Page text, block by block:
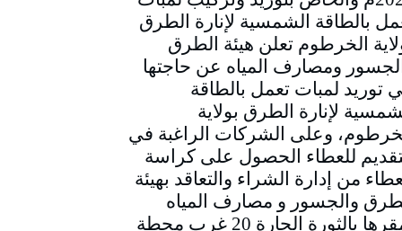
بالطاقة الشمسية لإنارة الطرق
الخرطوم تعلن هيئة الطرق
ومصارف المياه عن حاجتها
توريد لمبات تعمل بالطاقة
لإنارة الطرق بولاية
وعلى الشركات الراغبة في
للعطاء الحصول على كراسة
من إدارة الشراء والتعاقد بهيئة
والجسور و مصارف المياه
بمقرها بالثورة الحارة 20 غرب محطة